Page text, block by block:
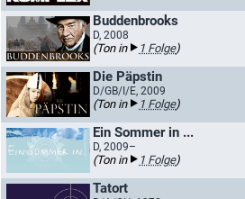
Buddenbrooks
D, 2008
(Ton in 1 Folge)
Die Päpstin
D/GB/I/E, 2009
(Ton in 1 Folge)
Ein Sommer in ...
D, 2009–
(Ton in 1 Folge)
Tatort